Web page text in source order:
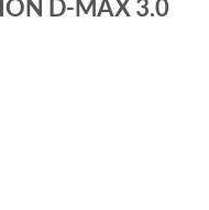
D-MAX 3.0